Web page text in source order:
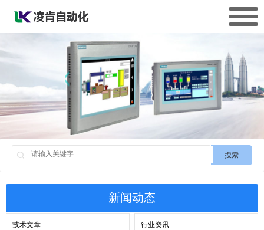
搜索
新闻动态
技术文章 行业资讯